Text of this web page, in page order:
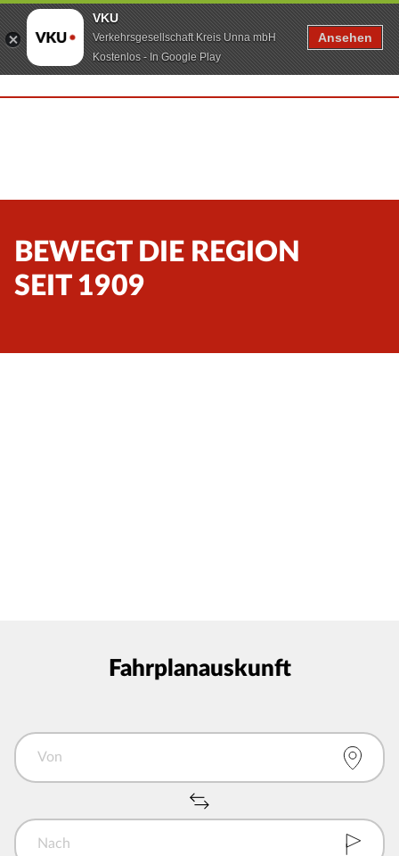
BEWEGT DIE REGION
SEIT 1909
Fahrplanauskunft
Von
Von und Nach tauschen
Nach
VKU
Verkehrsgesellschaft Kreis Unna mbH
Kostenlos - In Google Play
Ansehen